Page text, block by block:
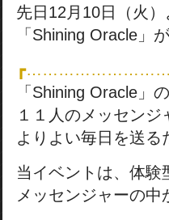
先日12月10日（火）
「Shining Oracle」
「Shining Oracle」
１１人のメッセンジ
よりよい毎日を送
当イベントは、体
メッセンジャーの